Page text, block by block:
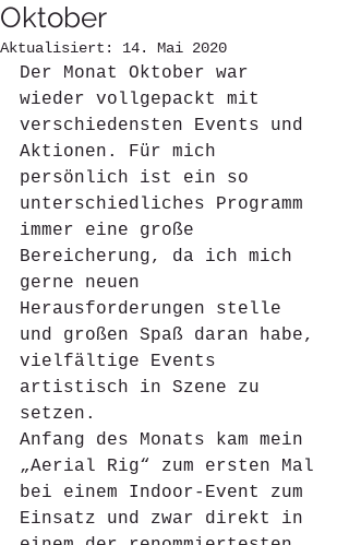
Oktober
Aktualisiert: 14. Mai 2020
Der Monat Oktober war
wieder vollgepackt mit
verschiedensten Events und
Aktionen. Für mich
persönlich ist ein so
unterschiedliches Programm
immer eine große
Bereicherung, da ich mich
gerne neuen
Herausforderungen stelle
und großen Spaß daran habe,
vielfältige Events
artistisch in Szene zu
setzen.
Anfang des Monats kam mein
„Aerial Rig“ zum ersten Mal
bei einem Indoor-Event zum
Einsatz und zwar direkt in